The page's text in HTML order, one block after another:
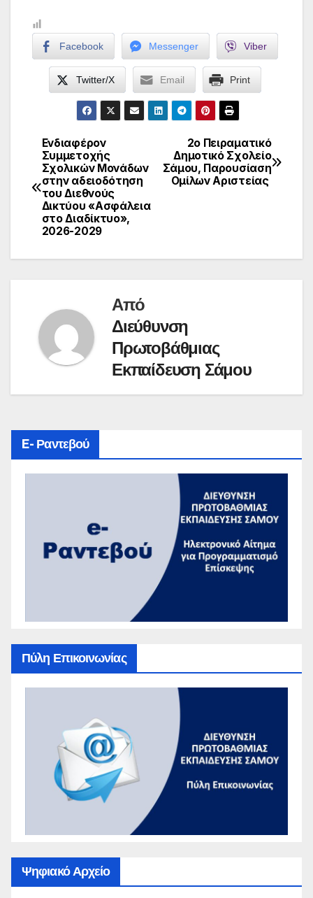
Facebook Messenger Viber
Twitter/X Email Print
Πλοήγηση
άρθρων
2ο Πειραματικό
Δημοτικό Σχολείο
Σάμου, Παρουσίαση
Ομίλων Αριστείας
Ενδιαφέρον
Συμμετοχής
Σχολικών Μονάδων
στην αδειοδότηση
του Διεθνούς
Δικτύου «Ασφάλεια
στο Διαδίκτυο»,
2026-2029
Από
Διεύθυνση
Πρωτοβάθμιας
Εκπαίδευση Σάμου
E- Ραντεβού
Πύλη Επικοινωνίας
Ψηφιακό Αρχείο